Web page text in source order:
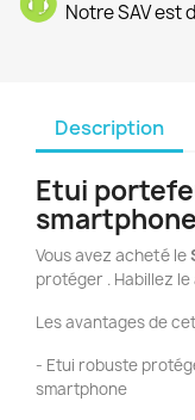
Notre SAV est
Description
Etui
Vous avez acheté le
protéger . Habillez
Les avantages de
- Etui robuste
smartphone